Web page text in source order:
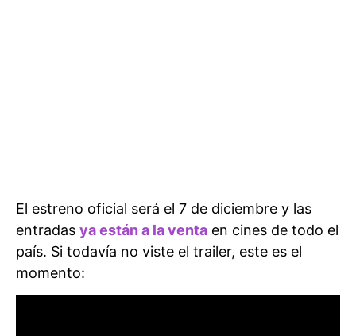
El estreno oficial será el 7 de diciembre y las
entradas ya están a la venta en cines de todo el
país. Si todavía no viste el trailer, este es el
momento: